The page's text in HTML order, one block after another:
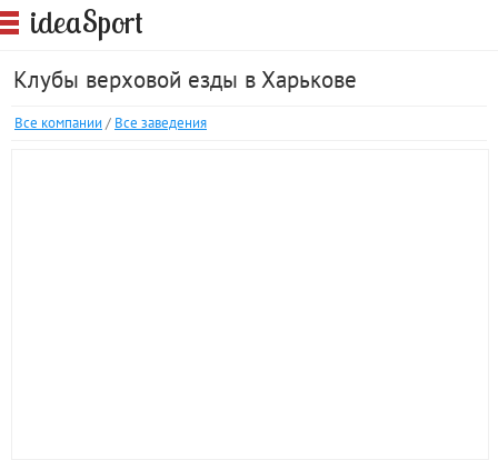
ideaSport
Клубы верховой езды в Харькове
Все компании / Все заведения